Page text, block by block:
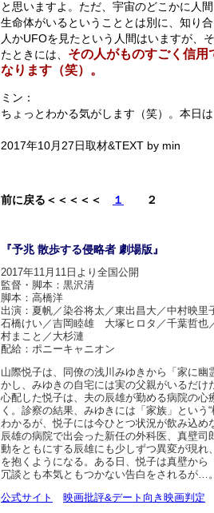
と思いますよ。ただ、宇宙のどこかに人
生命体がいるということとは別に、知り
人かUFOを見たという人間はいますが、
たときには、 その人がものすごく信用
なります（笑）。
ミン：
ちょっとわかる気がします（笑）。本日
2017年10月27日取材&TEXT by min
前に戻る＜＜＜＜＜ １ ２
『予兆 散歩する侵略者 劇場版』
2017年11月11日より全国公開
監督・脚本：黒沢清
脚本：高橋洋
出演：夏帆／染谷将太／東出昌大／中村映里
石橋けい／吉岡睦雄 大塚ヒロタ／千葉哲也
村まこと／大杉漣
配給：ポニーキャニオン
山際悦子は、同僚の浅川みゆきから「家に幽
かし、みゆきの自宅には実の父親がいるだけ
心配した悦子は、夫の辰雄が勤める病院の心
く。診察の結果、みゆきには「家族」という
わかるが、悦子には今ひとつ状況が飲み込め
辰雄の病院で出会った新任の外科医、真壁司
動をともにする辰雄にも少しずつ異変が現れ
を抱くようになる。ある日、悦子は真壁から
冗談とも本気ともつかない告白をされるが…。
公式サイト
映画批評&デート向き映画判定